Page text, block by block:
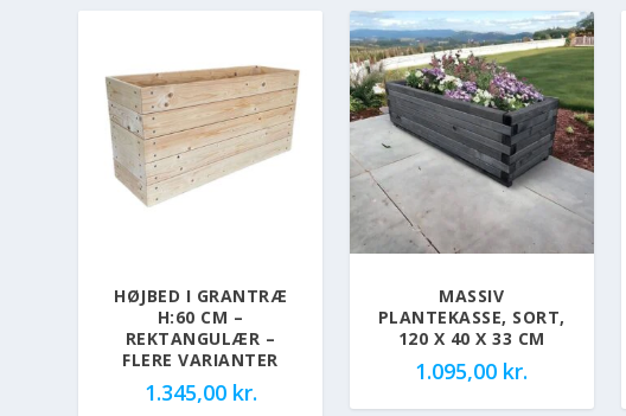
HØJBED I GRANTRÆ
H:60 CM –
REKTANGULÆR –
FLERE VARIANTER
1.345,00 kr.
MASSIV
PLANTEKASSE, SORT,
120 X 40 X 33 CM
1.095,00 kr.